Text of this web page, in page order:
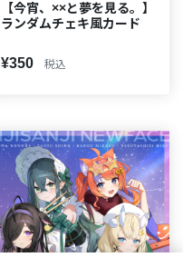
【今宵、××と夢を見る。】
ランダムチェキ風カード
¥350 税込